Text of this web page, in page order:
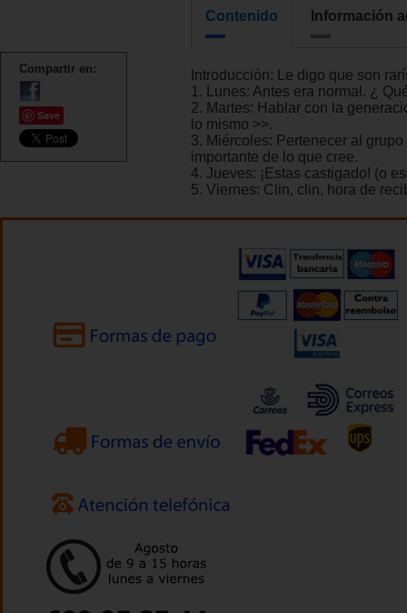
Compartir en:
Save
Contenido Información
Introducción: Le digo que son
1. Lunes: Antes era normal. ¿
2. Martes: Hablar con la
lo mismo >>.
3. Miércoles: Pertenecer al grupo
importante de lo que cree.
4. Jueves: ¡Estas castigado! (o
5. Viernes: Clin, clin, hora de